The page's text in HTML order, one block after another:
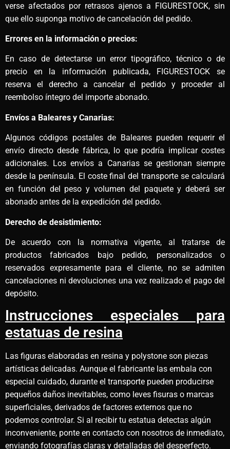
verse afectados por retrasos ajenos a FIGURESTOCK, sin
que ello suponga motivo de cancelación del pedido.
Errores en la información o precios:
En caso de detectarse un error tipográfico, técnico o de
precio en la información publicada, FIGURESTOCK se
reserva el derecho a cancelar el pedido y proceder al
reembolso íntegro del importe abonado.
Envíos a Baleares y Canarias:
Algunos códigos postales de Baleares pueden requerir el
envío directo desde fábrica, lo que podría implicar costes
adicionales. Los envíos a Canarias se gestionan siempre
desde la península. El coste final del transporte se calculará
en función del peso y volumen del paquete y deberá ser
abonado antes de la expedición del pedido.
Derecho de desistimiento:
De acuerdo con la normativa vigente, al tratarse de
productos fabricados bajo pedido, personalizados o
reservados expresamente para el cliente, no se admiten
cancelaciones ni devoluciones una vez realizado el pago del
depósito.
Instrucciones especiales para
estatuas de resina
Las figuras elaboradas en resina y polystone son piezas
artísticas delicadas. Aunque el fabricante las embala con
especial cuidado, durante el transporte pueden producirse
pequeños daños inevitables, como leves fisuras o marcas
superficiales, derivados de factores externos que no
podemos controlar. Si al recibir tu estatua detectas algún
inconveniente, ponte en contacto con nosotros de inmediato,
enviando fotografías claras y detalladas del desperfecto.